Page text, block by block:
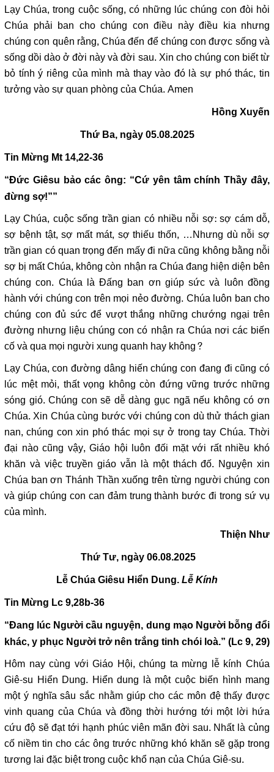
Lạy Chúa, trong cuộc sống, có những lúc chúng con đòi hỏi
Chúa phải ban cho chúng con điều này điều kia nhưng
chúng con quên rằng, Chúa đến để chúng con được sống và
sống dồi dào ở đời này và đời sau. Xin cho chúng con biết từ
bỏ tính ý riêng của mình mà thay vào đó là sự phó thác, tin
tưởng vào sự quan phòng của Chúa. Amen
Hồng Xuyến
Thứ Ba, ngày 05.08.2025
Tin Mừng Mt 14,22-36
“Đức Giêsu bảo các ông: “Cứ yên tâm chính Thầy đây,
đừng sợ!””
Lạy Chúa, cuộc sống trần gian có nhiều nỗi sợ: sợ cám dỗ,
sợ bệnh tật, sợ mất mát, sợ thiếu thốn, …Nhưng dù nỗi sợ
trần gian có quan trọng đến mấy đi nữa cũng không bằng nỗi
sợ bị mất Chúa, không còn nhận ra Chúa đang hiện diện bên
chúng con. Chúa là Đấng ban ơn giúp sức và luôn đồng
hành với chúng con trên mọi nẻo đường. Chúa luôn ban cho
chúng con đủ sức để vượt thắng những chướng ngại trên
đường nhưng liệu chúng con có nhận ra Chúa nơi các biến
cố và qua mọi người xung quanh hay không?
Lạy Chúa, con đường dâng hiến chúng con đang đi cũng có
lúc mệt mỏi, thất vọng không còn đứng vững trước những
sóng gió. Chúng con sẽ dễ dàng gục ngã nếu không có ơn
Chúa. Xin Chúa cùng bước với chúng con dù thử thách gian
nan, chúng con xin phó thác mọi sự ở trong tay Chúa. Thời
đại nào cũng vậy, Giáo hội luôn đối mặt với rất nhiều khó
khăn và việc truyền giáo vẫn là một thách đố. Nguyện xin
Chúa ban ơn Thánh Thần xuống trên từng người chúng con
và giúp chúng con can đảm trung thành bước đi trong sứ vụ
của mình.
Thiện Như
Thứ Tư, ngày 06.08.2025
Lễ Chúa Giêsu Hiển Dung. Lễ Kính
Tin Mừng Lc 9,28b-36
“Đang lúc Người cầu nguyện, dung mạo Người bỗng đổi
khác, y phục Người trở nên trắng tinh chói loà.” (Lc 9, 29)
Hôm nay cùng với Giáo Hội, chúng ta mừng lễ kính Chúa
Giê-su Hiển Dung. Hiển dung là một cuộc biến hình mang
một ý nghĩa sâu sắc nhằm giúp cho các môn đệ thấy được
vinh quang của Chúa và đồng thời hướng tới một lời hứa
cứu độ sẽ đạt tới hạnh phúc viên mãn đời sau. Nhất là củng
cố niềm tin cho các ông trước những khó khăn sẽ gặp trong
tương lai đặc biệt trong cuộc khổ nạn của Chúa Giê-su.